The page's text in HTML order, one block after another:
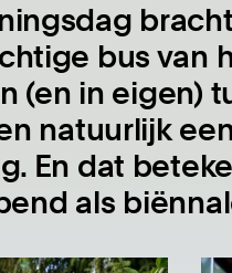
bus van
(en in eigen)
natuurlijk
En dat
als